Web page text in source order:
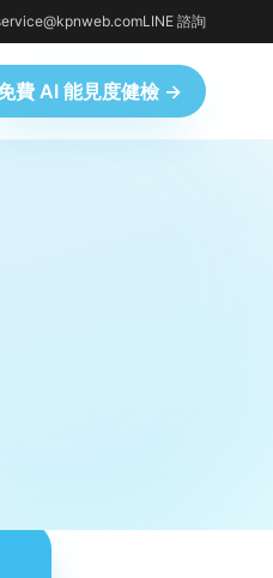
LINE 諮詢
費 AI 能見度健檢 →